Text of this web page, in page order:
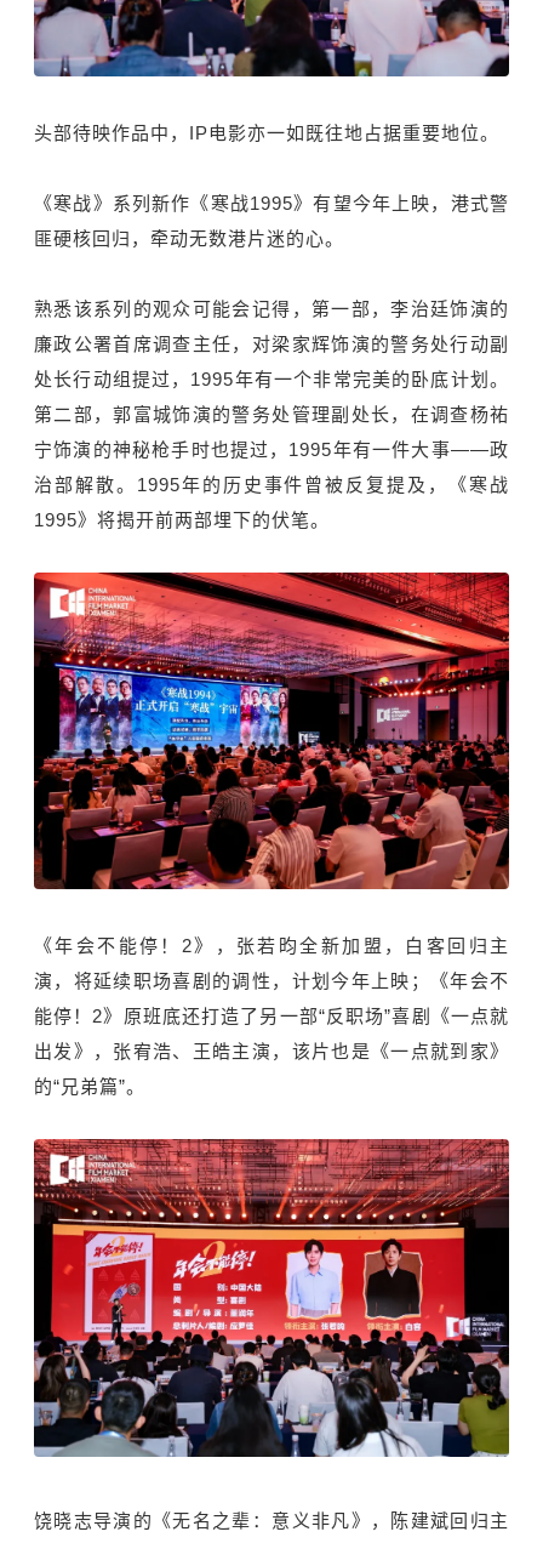
头部待映作品中，IP电影亦一如既往地占据重要地位。
《寒战》系列新作《寒战1995》有望今年上映，港式警
匪硬核回归，牵动无数港片迷的心。
熟悉该系列的观众可能会记得，第一部，李治廷饰演的
廉政公署首席调查主任，对梁家辉饰演的警务处行动副
处长行动组提过，1995年有一个非常完美的卧底计划。
第二部，郭富城饰演的警务处管理副处长，在调查杨祐
宁饰演的神秘枪手时也提过，1995年有一件大事——政
治部解散。1995年的历史事件曾被反复提及，《寒战
1995》将揭开前两部埋下的伏笔。
《年会不能停！2》，张若昀全新加盟，白客回归主
演，将延续职场喜剧的调性，计划今年上映；《年会不
能停！2》原班底还打造了另一部“反职场”喜剧《一点就
出发》，张宥浩、王皓主演，该片也是《一点就到家》
的“兄弟篇”。
饶晓志导演的《无名之辈：意义非凡》，陈建斌回归主